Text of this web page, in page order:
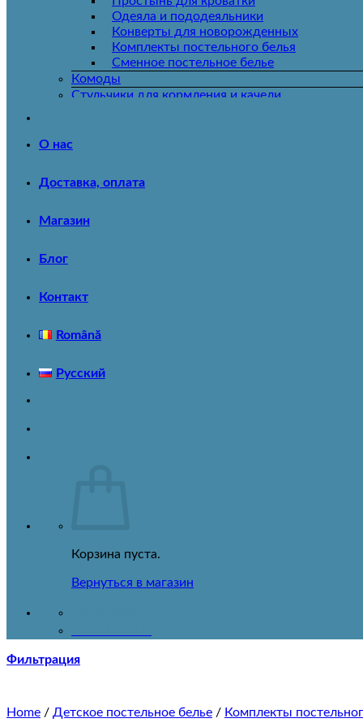
Одеяла и пододеяльники
Конверты для новорожденных
Комплекты постельного белья
Сменное постельное белье
Комоды
Стульчики для кормления и качели
Автокресла
Детский транспорт
Развивающие коврики
Машинки на радиоуправлении
Аксессуары
Горшочки и сиденья
О нас
Доставка, оплата
Магазин
Блог
Контакт
Română
Русский
Корзина пуста.
Вернуться в магазин
Фильтрация
Home / Детское постельное белье / Комплекты